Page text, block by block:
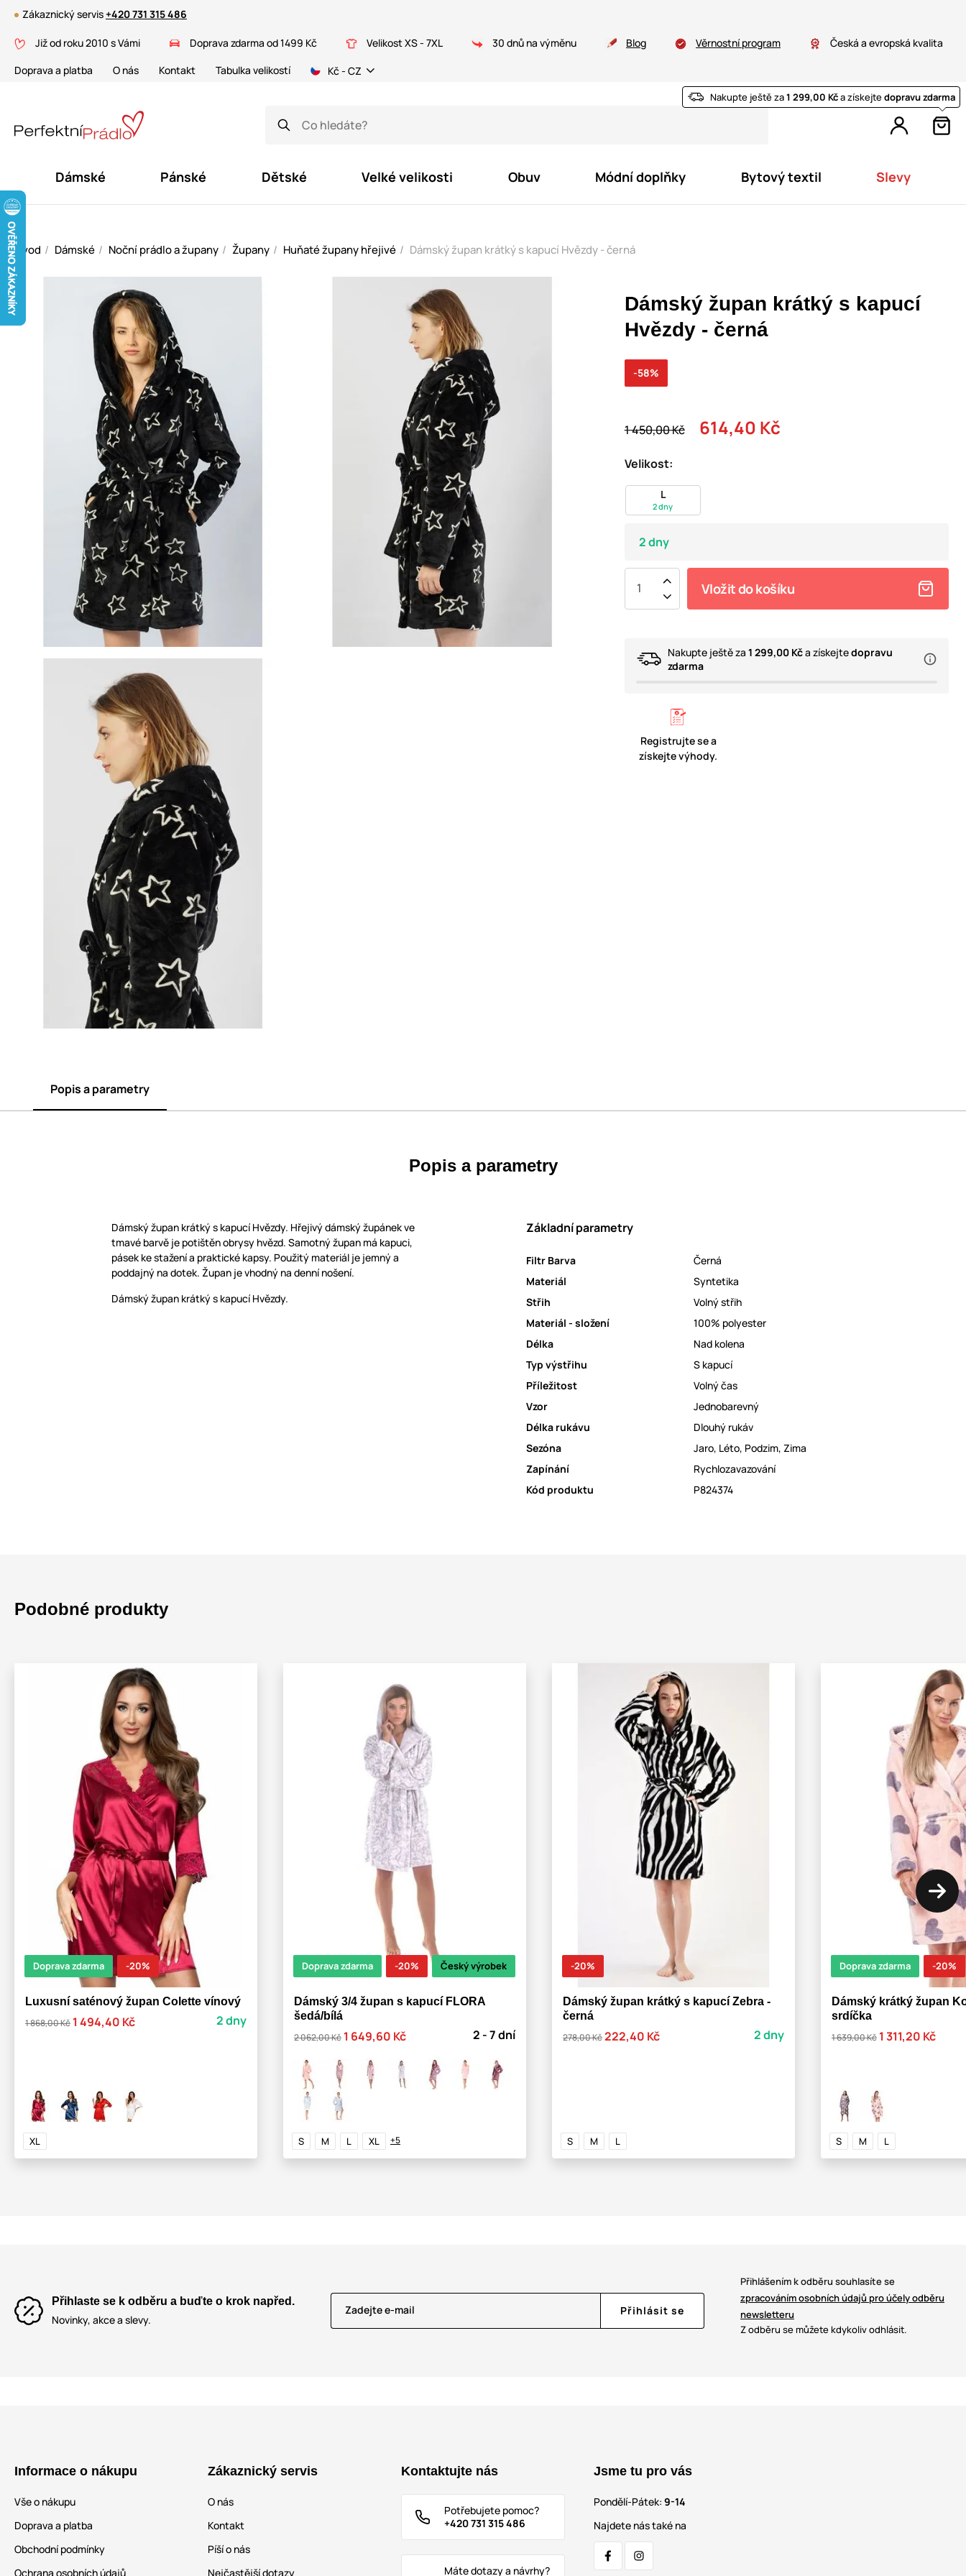
Zákaznický servis+420 731 315 486
Již od roku 2010 s Vámi Doprava zdarma od 1499 Kč Velikost XS - 7XL 30 dnů na výměnu Blog Věrnostní program
Česká a evropská kvalita
Doprava a platba
O nás Kontakt Tabulka velikostí Kč - CZ
Nakupte ještě za1 299,00 Kča získejtedopravu zdarma
Dámské Pánské Dětské Velké velikosti Obuv Módní doplňky Bytový textil Slevy
Úvod Dámské Noční prádlo a župany Župany Huňaté župany hřejivé Dámský župan krátký s kapucí Hvězdy - černá
Dámský župan krátký s kapucí
Hvězdy - černá
1 450,00 Kč 614,40 Kč
-58%
Velikost:
L
2 dny
2 dny
Vložit do košíku
Nakupte ještě za 1 299,00 Kča získejtedopravu
zdarma
Registrujte se a
získejte výhody.
Popis a parametry
Popis a parametry
Dámský župan krátký s kapucí Hvězdy. Hřejivý dámský župánek ve
tmavé barvě je potištěn obrysy hvězd. Samotný župan má kapuci,
pásek ke stažení a praktické kapsy. Použitý materiál je jemný a
poddajný na dotek. Župan je vhodný na denní nošení.
Dámský župan krátký s kapucí Hvězdy.
Základní parametry
Filtr Barva
Černá
Materiál
Syntetika
Střih
Volný střih
Materiál - složení
100% polyester
Délka
Nad kolena
Typ výstřihu
S kapucí
Příležitost
Volný čas
Vzor
Jednobarevný
Délka rukávu
Dlouhý rukáv
Sezóna
Jaro, Léto, Podzim, Zima
Zapínání
Rychlozavazování
Kód produktu
P824374
Podobné produkty
Doprava zdarma -20%
Luxusní saténový župan Colette vínový
1 868,00 Kč 1 494,40 Kč 2 dny
XL
Doprava zdarma -20% Český výrobek
Dámský 3/4 župan s kapucí FLORA
šedá/bílá
2 062,00 Kč 1 649,60 Kč 2 - 7 dní
S M L XL +5
-20%
Dámský župan krátký s kapucí Zebra -
černá
278,00 Kč222,40 Kč 2 dny
S M L
Doprava zdarma -20%
Dámský krátký župan
srdíčka
1 639,00 Kč 1 311,20 Kč
S M L
Přihlaste se k odběru a buďte o krok napřed.
Novinky, akce a slevy.
Zadejte e-mail Přihlásit se
Přihlášením k odběru souhlasíte se
zpracováním osobních údajů pro účely odběru
newsletteru
Z odběru se můžete kdykoliv odhlásit.
Informace o nákupu
Vše o nákupu
Doprava a platba
Obchodní podmínky
Ochrana osobních údajů
Zákaznický servis
O nás
Kontakt
Píší o nás
Nejčastější dotazy
Kontaktujte nás
Potřebujete pomoc?
+420 731 315 486
Máte dotazy a návrhy?
Jsme tu pro vás
Pondělí-Pátek:9-14
Najdete nás také na